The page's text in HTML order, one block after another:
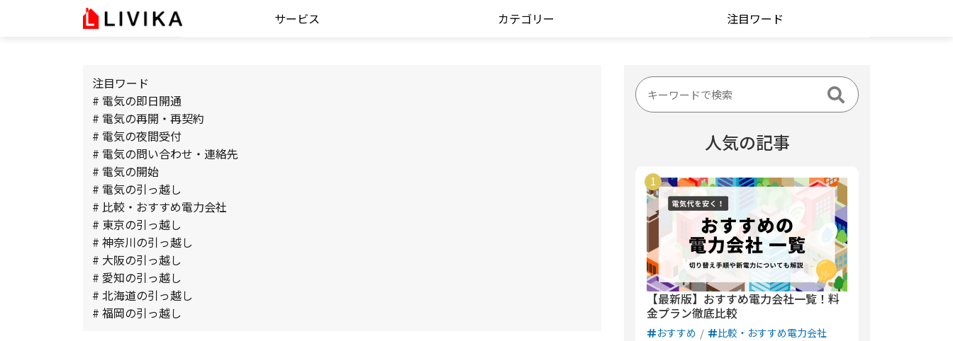
サービス カテゴリー 注目ワード
注目ワード
# 電気の即日開通
# 電気の再開・再契約
# 電気の夜間受付
# 電気の問い合わせ・連絡先
# 電気の開始
# 電気の引っ越し
# 比較・おすすめ電力会社
# 東京の引っ越し
# 神奈川の引っ越し
# 大阪の引っ越し
# 愛知の引っ越し
# 北海道の引っ越し
# 福岡の引っ越し
人気の記事
【最新版】おすすめ電力会社一覧！料
金プラン徹底比較
おすすめ 比較・おすすめ電力会社